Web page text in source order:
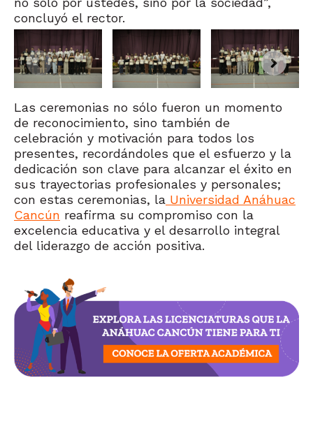
concluyó el rector.
Las ceremonias no sólo fueron un momento
de reconocimiento, sino también de
celebración y motivación para todos los
presentes, recordándoles que el esfuerzo y la
dedicación son clave para alcanzar el éxito en
sus trayectorias profesionales y personales;
con estas ceremonias, la Universidad Anáhuac
Cancún reafirma su compromiso con la
excelencia educativa y el desarrollo integral
del liderazgo de acción positiva.